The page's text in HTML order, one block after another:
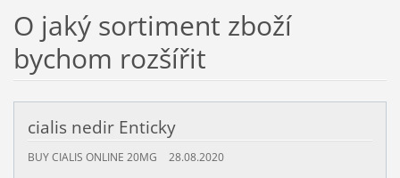
O jaký sortiment zboží
bychom rozšířit
cialis nedir Enticky
BUY CIALIS ONLINE 20MG 28.08.2020